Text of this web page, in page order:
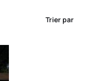
Trier par